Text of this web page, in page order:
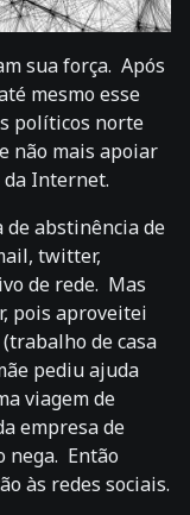
sua força. Após
mesmo esse
políticos norte
não mais apoiar
Internet.
abstinência de
twitter,
de rede. Mas
pois aproveitei
de casa
pediu ajuda
viagem de
empresa de
nega. Então
às redes sociais.